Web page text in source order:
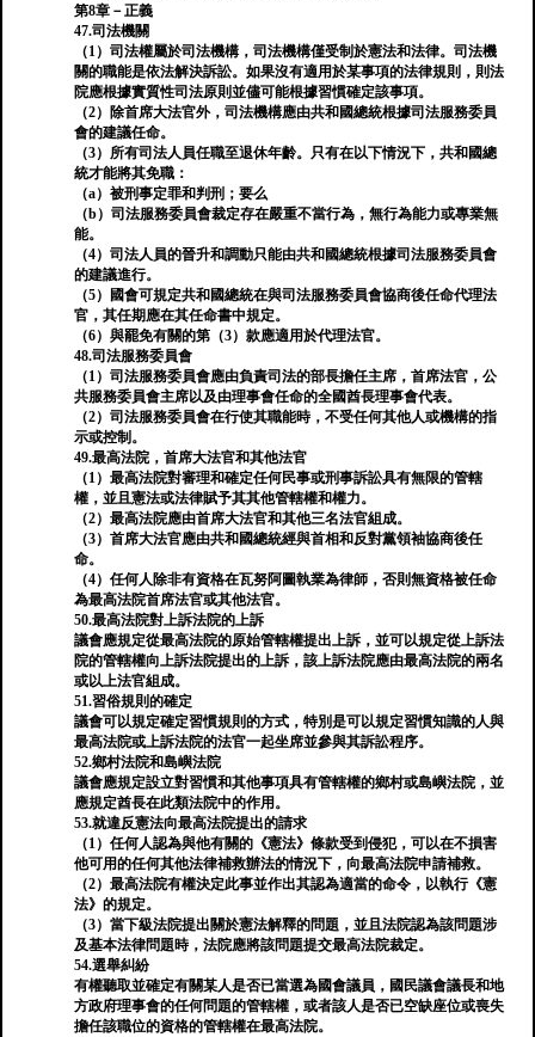
第8章－正義
47.司法機關
（1）司法權屬於司法機構，司法機構僅受制於憲法和法律。司法機
關的職能是依法解決訴訟。如果沒有適用於某事項的法律規則，則法
院應根據實質性司法原則並儘可能根據習慣確定該事項。
（2）除首席大法官外，司法機構應由共和國總統根據司法服務委員
會的建議任命。
（3）所有司法人員任職至退休年齡。只有在以下情況下，共和國總
統才能將其免職：
（a）被刑事定罪和判刑；要么
（b）司法服務委員會裁定存在嚴重不當行為，無行為能力或專業無
能。
（4）司法人員的晉升和調動只能由共和國總統根據司法服務委員會
的建議進行。
（5）國會可規定共和國總統在與司法服務委員會協商後任命代理法
官，其任期應在其任命書中規定。
（6）與罷免有關的第（3）款應適用於代理法官。
48.司法服務委員會
（1）司法服務委員會應由負責司法的部長擔任主席，首席法官，公
共服務委員會主席以及由理事會任命的全國酋長理事會代表。
（2）司法服務委員會在行使其職能時，不受任何其他人或機構的指
示或控制。
49.最高法院，首席大法官和其他法官
（1）最高法院對審理和確定任何民事或刑事訴訟具有無限的管轄
權，並且憲法或法律賦予其其他管轄權和權力。
（2）最高法院應由首席大法官和其他三名法官組成。
（3）首席大法官應由共和國總統經與首相和反對黨領袖協商後任
命。
（4）任何人除非有資格在瓦努阿圖執業為律師，否則無資格被任命
為最高法院首席法官或其他法官。
50.最高法院對上訴法院的上訴
議會應規定從最高法院的原始管轄權提出上訴，並可以規定從上訴法
院的管轄權向上訴法院提出的上訴，該上訴法院應由最高法院的兩名
或以上法官組成。
51.習俗規則的確定
議會可以規定確定習慣規則的方式，特別是可以規定習慣知識的人與
最高法院或上訴法院的法官一起坐席並參與其訴訟程序。
52.鄉村法院和島嶼法院
議會應規定設立對習慣和其他事項具有管轄權的鄉村或島嶼法院，並
應規定酋長在此類法院中的作用。
53.就違反憲法向最高法院提出的請求
（1）任何人認為與他有關的《憲法》條款受到侵犯，可以在不損害
他可用的任何其他法律補救辦法的情況下，向最高法院申請補救。
（2）最高法院有權決定此事並作出其認為適當的命令，以執行《憲
法》的規定。
（3）當下級法院提出關於憲法解釋的問題，並且法院認為該問題涉
及基本法律問題時，法院應將該問題提交最高法院裁定。
54.選舉糾紛
有權聽取並確定有關某人是否已當選為國會議員，國民議會議長和地
方政府理事會的任何問題的管轄權，或者該人是否已空缺座位或喪失
擔任該職位的資格的管轄權在最高法院。